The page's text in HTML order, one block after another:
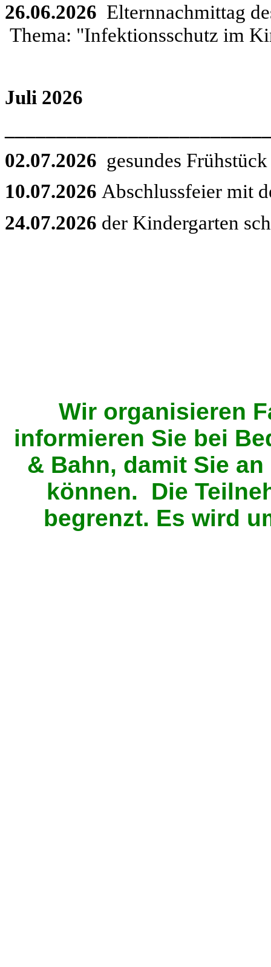
26.06.2026 Elternnachmittag
Thema: "Infektionsschutz im
Juli 2026
02.07.2026 gesundes Frühstück
10.07.2026 Abschlussfeier mit
24.07.2026 der Kindergarten
Wir organisieren
informieren Sie bei
& Bahn, damit Sie
können.
Die
begrenzt. Es wird